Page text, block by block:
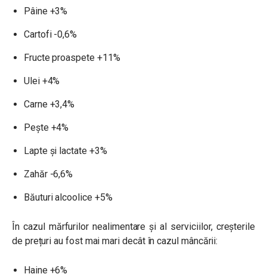
Pâine +3%
Cartofi -0,6%
Fructe proaspete +11%
Ulei +4%
Carne +3,4%
Pește +4%
Lapte și lactate +3%
Zahăr -6,6%
Băuturi alcoolice +5%
În cazul mărfurilor nealimentare și al serviciilor, creșterile
de prețuri au fost mai mari decât în cazul mâncării:
Haine +6%